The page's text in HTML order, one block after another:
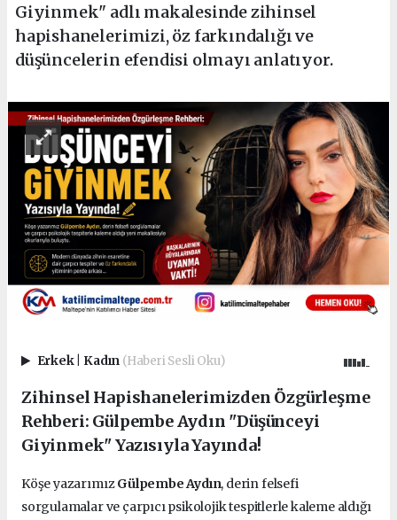
Giyinmek" adlı makalesinde zihinsel
hapishanelerimizi, öz farkındalığı ve
düşüncelerin efendisi olmayı anlatıyor.
Erkek Kadın (Haberi Sesli Oku)
Zihinsel Hapishanelerimizden Özgürleşme
Rehberi: Gülpembe Aydın "Düşünceyi
Giyinmek" Yazısıyla Yayında!
Köşe yazarımızGülpembe Aydın, derin felsefi
sorgulamalar ve çarpıcı psikolojik tespitlerle kaleme aldığı